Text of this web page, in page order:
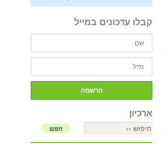
קבלו עדכונים במייל
ארכיון